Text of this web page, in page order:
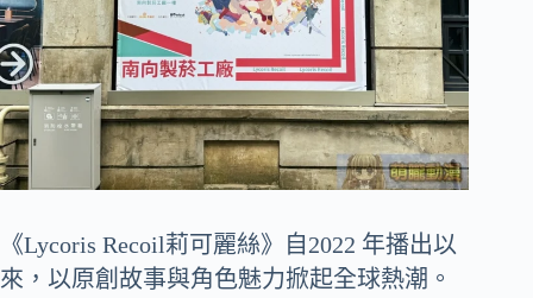
《Lycoris Recoil莉可麗絲》自2022 年播出以
來，以原創故事與角色魅力掀起全球熱潮。